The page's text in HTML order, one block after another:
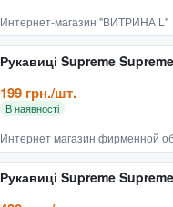
Интернет-магазин "ВИТРИНА L"
Рукавиці Supreme Supreme
199 грн./шт.
В наявності
Интернет магазин фирменной
Рукавиці Supreme Supreme